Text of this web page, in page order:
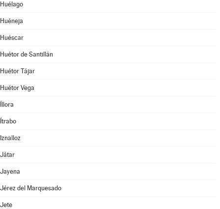
Huélago
Huéneja
Huéscar
Huétor de Santillán
Huétor Tájar
Huétor Vega
Íllora
Ítrabo
Iznalloz
Játar
Jayena
Jérez del Marquesado
Jete